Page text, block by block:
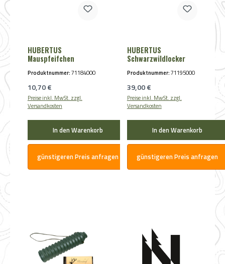
HUBERTUS
Mauspfeifchen
Produktnummer:71184000
Regulärer Preis:
10,70 €
Preise inkl. MwSt. zzgl.
Versandkosten
In den Warenkorb
günstigeren Preis anfragen
HUBERTUS
Schwarzwildlocker
Produktnummer:71195000
Regulärer Preis:
39,00 €
Preise inkl. MwSt. zzgl.
Versandkosten
In den Warenkorb
günstigeren Preis anfragen